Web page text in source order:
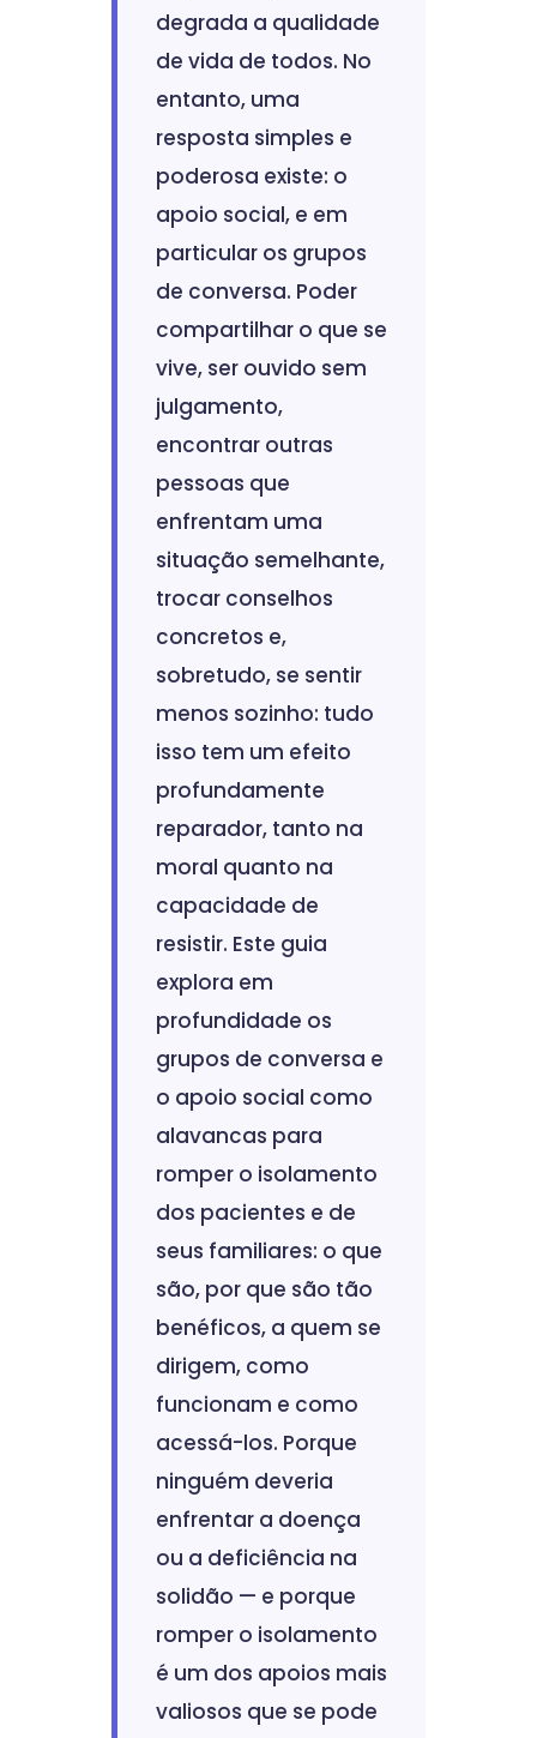
degrada a qualidade
de vida de todos. No
entanto, uma
resposta simples e
poderosa existe: o
apoio social, e em
particular os grupos
de conversa. Poder
compartilhar o que se
vive, ser ouvido sem
julgamento,
encontrar outras
pessoas que
enfrentam uma
situação semelhante,
trocar conselhos
concretos e,
sobretudo, se sentir
menos sozinho: tudo
isso tem um efeito
profundamente
reparador, tanto na
moral quanto na
capacidade de
resistir. Este guia
explora em
profundidade os
grupos de conversa e
o apoio social como
alavancas para
romper o isolamento
dos pacientes e de
seus familiares: o que
são, por que são tão
benéficos, a quem se
dirigem, como
funcionam e como
acessá-los. Porque
ninguém deveria
enfrentar a doença
ou a deficiência na
solidão — e porque
romper o isolamento
é um dos apoios mais
valiosos que se pode